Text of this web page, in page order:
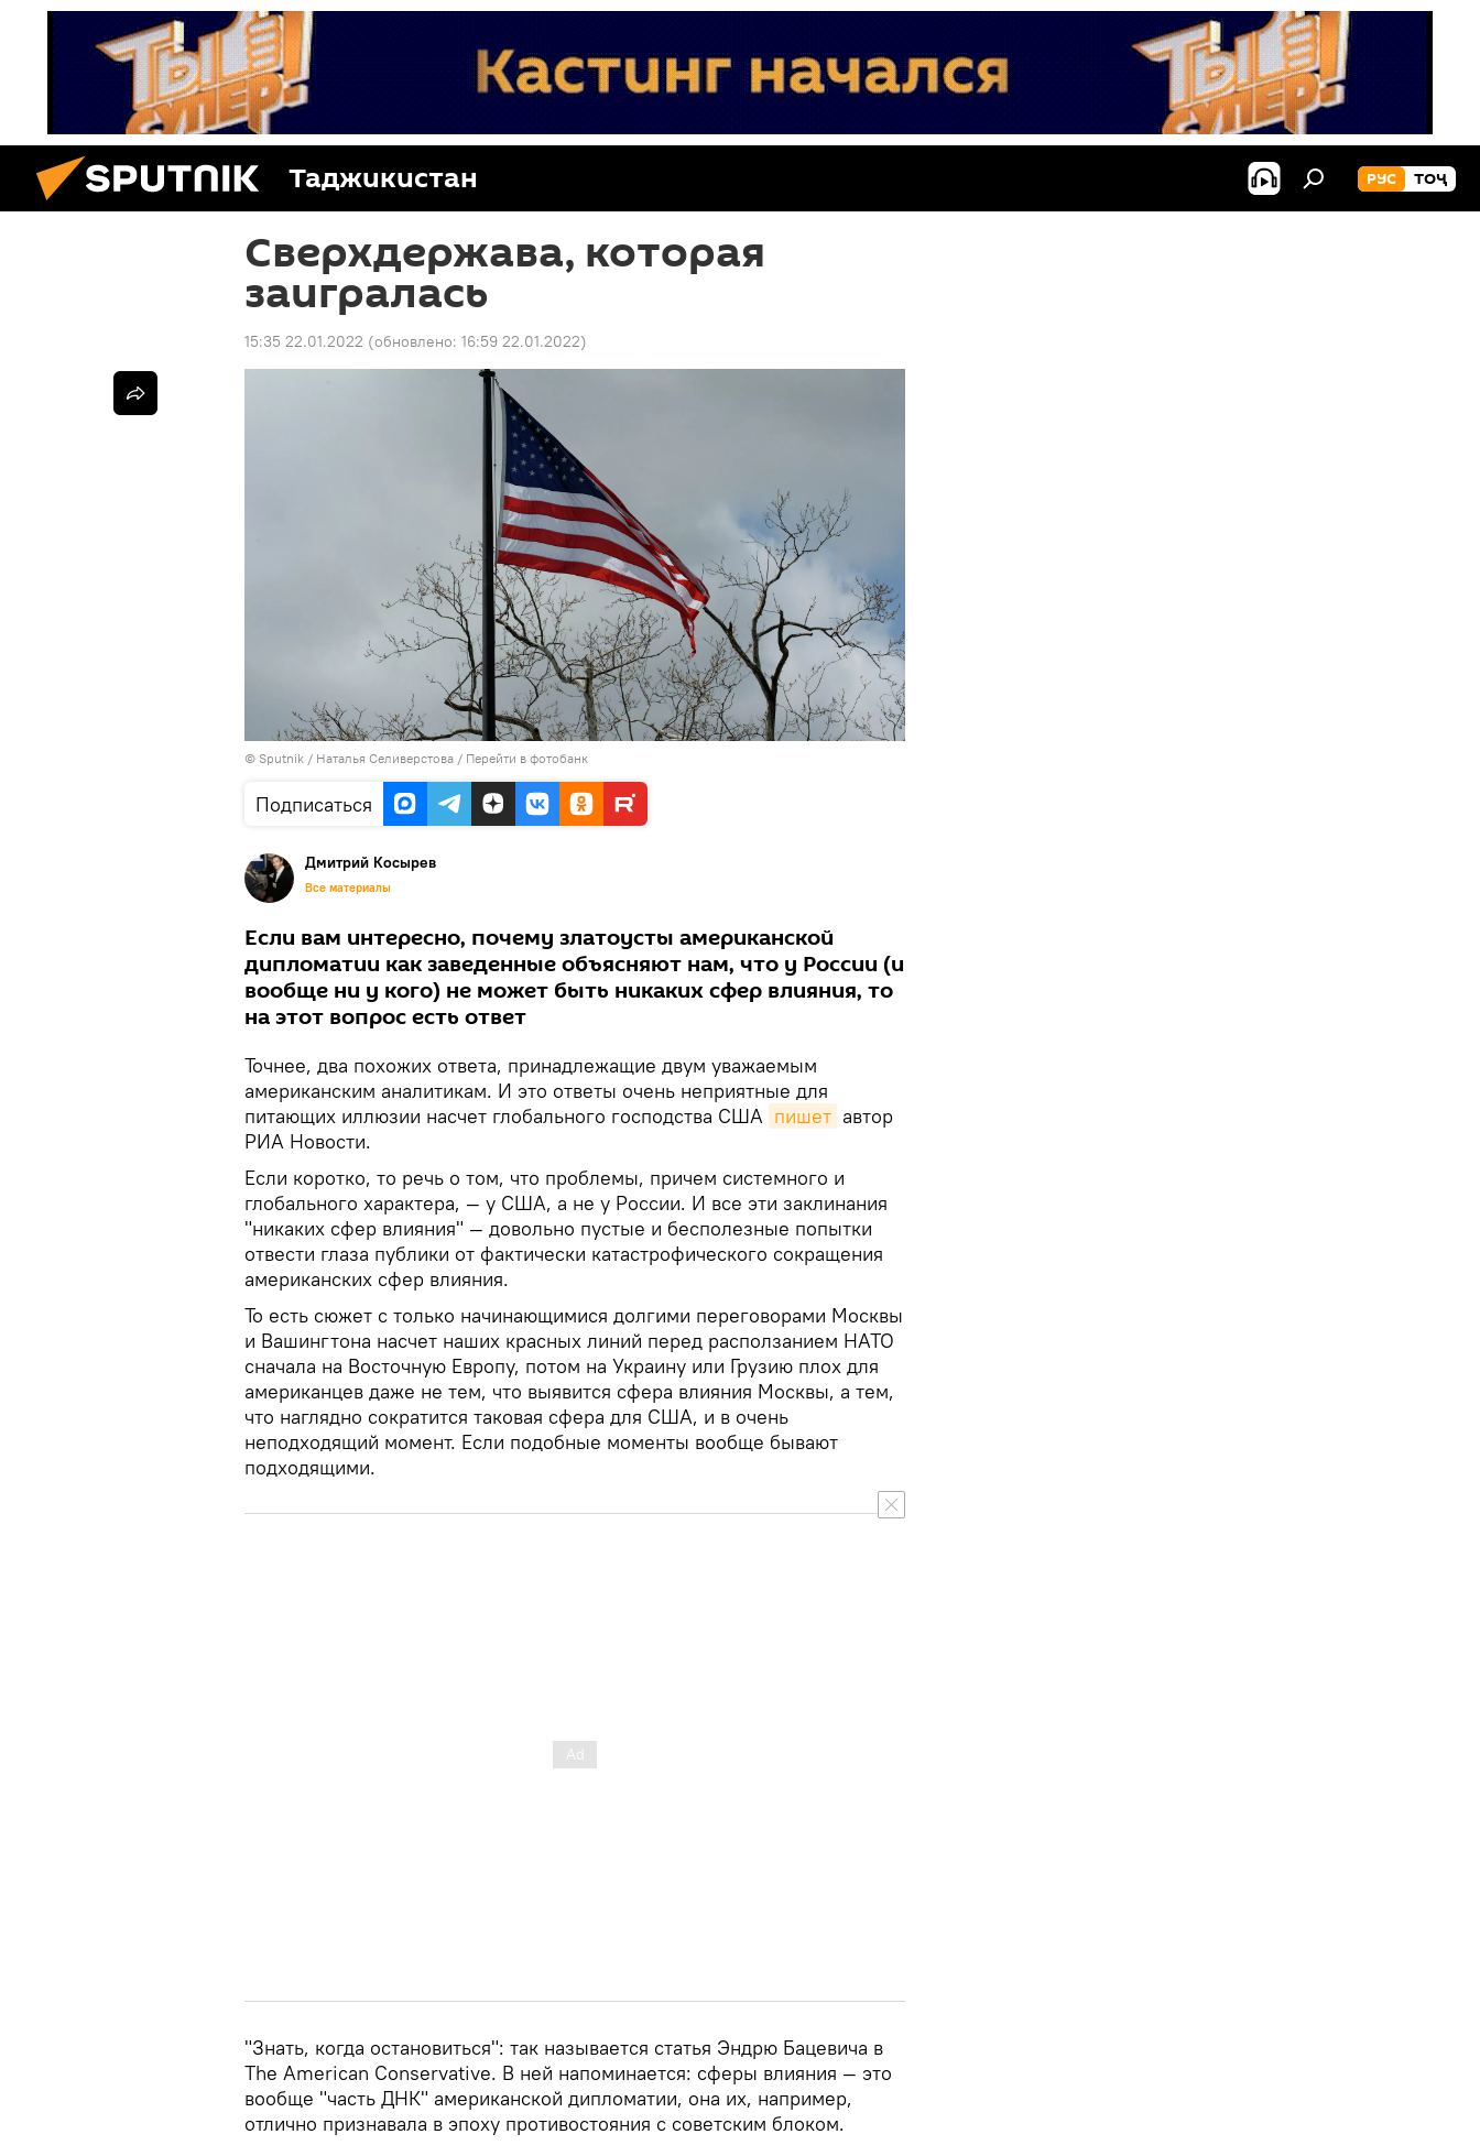
Таджикистан РУС ТОҶ
Сверхдержава, которая
заигралась
15:35 22.01.2022 (обновлено: 16:59 22.01.2022)
© Sputnik / Наталья Селиверстова / Перейти в фотобанк
Подписаться
Дмитрий Косырев
Все материалы
Если вам интересно, почему златоусты американской
дипломатии как заведенные объясняют нам, что у России (и
вообще ни у кого) не может быть никаких сфер влияния, то
на этот вопрос есть ответ
Точнее, два похожих ответа, принадлежащие двум уважаемым
американским аналитикам. И это ответы очень неприятные для
питающих иллюзии насчет глобального господства США пишет автор
РИА Новости.
Если коротко, то речь о том, что проблемы, причем системного и
глобального характера, — у США, а не у России. И все эти заклинания
"никаких сфер влияния" — довольно пустые и бесполезные попытки
отвести глаза публики от фактически катастрофического сокращения
американских сфер влияния.
То есть сюжет с только начинающимися долгими переговорами Москвы
и Вашингтона насчет наших красных линий перед расползанием НАТО
сначала на Восточную Европу, потом на Украину или Грузию плох для
американцев даже не тем, что выявится сфера влияния Москвы, а тем,
что наглядно сократится таковая сфера для США, и в очень
неподходящий момент. Если подобные моменты вообще бывают
подходящими.
"Знать, когда остановиться": так называется статья Эндрю Бацевича в
The American Conservative. В ней напоминается: сферы влияния — это
вообще "часть ДНК" американской дипломатии, она их, например,
отлично признавала в эпоху противостояния с советским блоком.